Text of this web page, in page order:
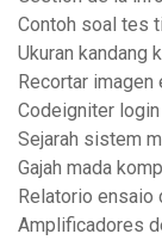
Contoh soal tes
Ukuran kandang
Recortar
Codeigniter
Sejarah sistem
Gajah mada
Relatorio ensaio
Amplificadores